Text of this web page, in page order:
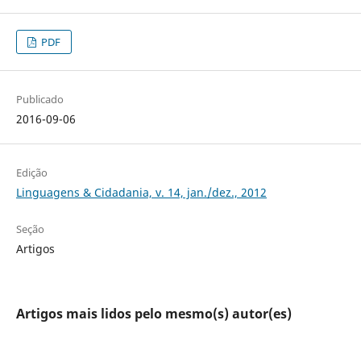
PDF
Publicado
2016-09-06
Edição
Linguagens & Cidadania, v. 14, jan./dez., 2012
Seção
Artigos
Artigos mais lidos pelo mesmo(s) autor(es)